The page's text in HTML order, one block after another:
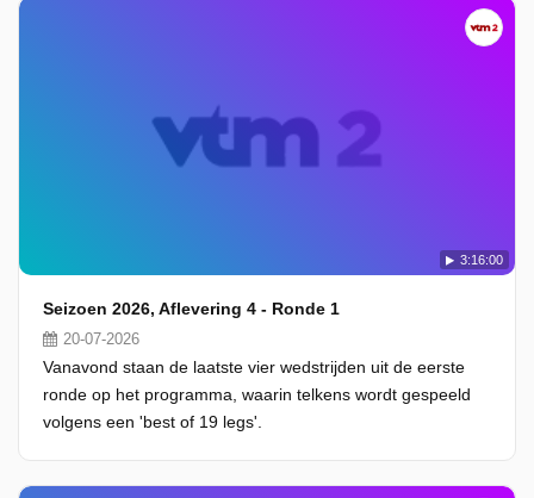
3:16:00
Seizoen 2026, Aflevering 4 - Ronde 1
20-07-2026
Vanavond staan de laatste vier wedstrijden uit de eerste
ronde op het programma, waarin telkens wordt gespeeld
volgens een 'best of 19 legs'.